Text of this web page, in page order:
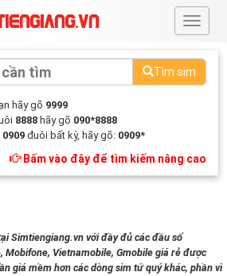
#
Tìm sim
hãy gõ 9999
8888 hãy gõ 090*8888
0909 đuôi bất kỳ, hãy gõ: 0909*
Bấm vào đây để tìm kiếm nâng cao
Simtiengiang.vn với đầy đủ các đầu số
Mobifone, Vietnamobile, Gmobile giá rẻ được
giá mềm hơn các dòng sim tứ quý khác, phần vì